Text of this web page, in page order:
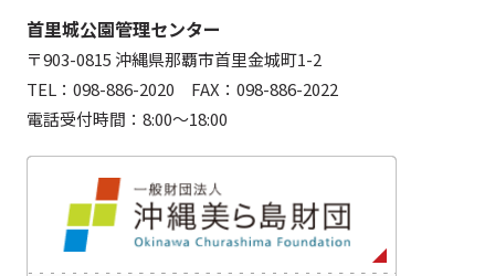
首里城公園管理センター
〒903-0815 沖縄県那覇市首里金城町1-2
TEL：098-886-2020 FAX：098-886-2022
電話受付時間：8:00～18:00